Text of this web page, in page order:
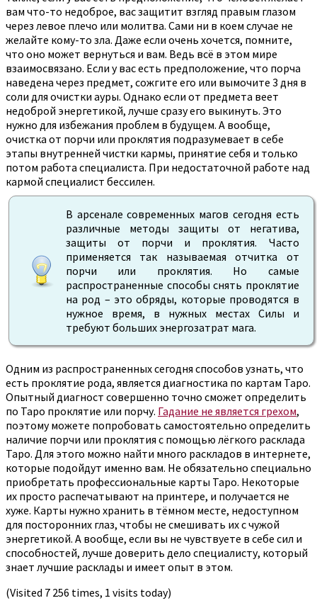
вам что-то недоброе, вас защитит взгляд правым глазом
через левое плечо или молитва. Сами ни в коем случае не
желайте кому-то зла. Даже если очень хочется, помните,
что оно может вернуться и вам. Ведь всё в этом мире
взаимосвязано. Если у вас есть предположение, что порча
наведена через предмет, сожгите его или вымочите 3 дня в
соли для очистки ауры. Однако если от предмета веет
недоброй энергетикой, лучше сразу его выкинуть. Это
нужно для избежания проблем в будущем. А вообще,
очистка от порчи или проклятия подразумевает в себе
этапы внутренней чистки кармы, принятие себя и только
потом работа специалиста. При недостаточной работе над
кармой специалист бессилен.
В арсенале современных магов сегодня есть
различные методы защиты от негатива,
защиты от порчи и проклятия. Часто
применяется так называемая отчитка от
порчи или проклятия. Но самые
распространенные способы снять проклятие
на род – это обряды, которые проводятся в
нужное время, в нужных местах Силы и
требуют больших энергозатрат мага.
Одним из распространенных сегодня способов узнать, что
есть проклятие рода, является диагностика по картам Таро.
Опытный диагност совершенно точно сможет определить
по Таро проклятие или порчу. Гадание не является грехом,
поэтому можете попробовать самостоятельно определить
наличие порчи или проклятия с помощью лёгкого расклада
Таро. Для этого можно найти много раскладов в интернете,
которые подойдут именно вам. Не обязательно специально
приобретать профессиональные карты Таро. Некоторые
их просто распечатывают на принтере, и получается не
хуже. Карты нужно хранить в тёмном месте, недоступном
для посторонних глаз, чтобы не смешивать их с чужой
энергетикой. А вообще, если вы не чувствуете в себе сил и
способностей, лучше доверить дело специалисту, который
знает лучшие расклады и имеет опыт в этом.
(Visited 7 256 times, 1 visits today)